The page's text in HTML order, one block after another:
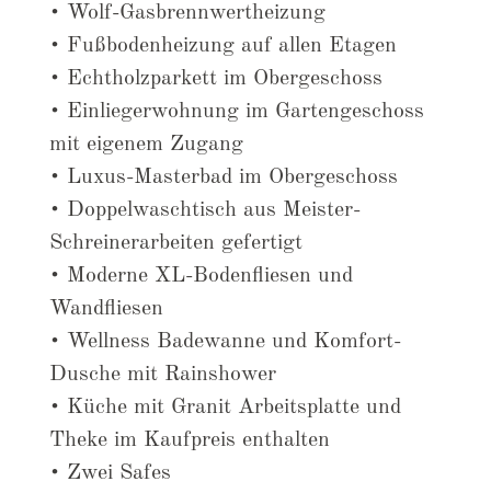
• Wolf-Gasbrennwertheizung
• Fußbodenheizung auf allen Etagen
• Echtholzparkett im Obergeschoss
• Einliegerwohnung im Gartengeschoss
mit eigenem Zugang
• Luxus-Masterbad im Obergeschoss
• Doppelwaschtisch aus Meister-
Schreinerarbeiten gefertigt
• Moderne XL-Bodenfliesen und
Wandfliesen
• Wellness Badewanne und Komfort-
Dusche mit Rainshower
• Küche mit Granit Arbeitsplatte und
Theke im Kaufpreis enthalten
• Zwei Safes